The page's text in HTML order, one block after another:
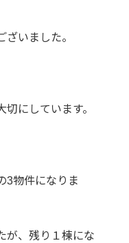
いました。
にしています。
3物件になりま
が、残り１棟にな